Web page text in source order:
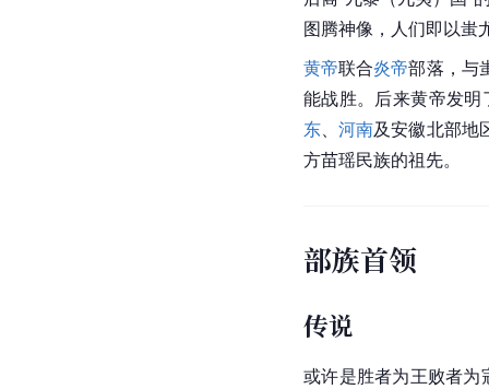
图腾神像，人们即以蚩
黄帝联合炎帝部落，与
能战胜。后来黄帝发明
东、河南及安徽北部地
方苗瑶民族的祖先。
部族首领
传说
或许是胜者为王败者